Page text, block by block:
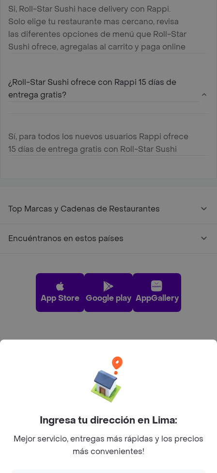
Si, Roll-Star Sushi hace delivery con Rappi.
Solo elige tu restaurante mas cercano, revisa
las diferentes opciones de menú que Roll-Star
Sushi ofrece, agregalas al carrito y paga online
¿Roll-Star Sushi ofrece con Rappi 15 días de
entrega gratis?
Sí, para todos los nuevos usuarios Rappi ofrece
15 días de entrega gratis con Roll-Star Sushi
Top Marcas y Cadenas de Restaurantes
Encuéntranos en estos países
App Store Google play AppGallery
Sobre Rappi
Ingresa tu dirección en Lima:
Mejor servicio, entregas más rápidas y los precios
más convenientes!